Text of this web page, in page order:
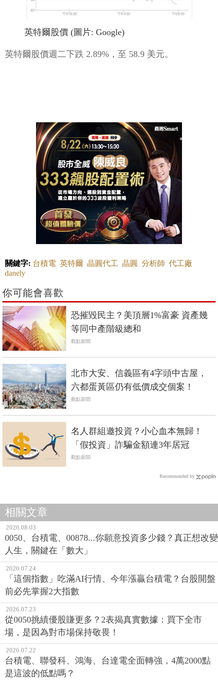
英特爾股價 (圖片: Google)
英特爾股價週二下跌 2.89%，至 58.9 美元。
關鍵字: 台積電 英特爾 晶圓代工 晶圓 分析師 代工廠
danely
你可能會喜歡
恐摧毀民主？美頂層1%富豪 資產幾
等同中產階級總和
觀點新聞
北市大安、信義區有4字頭中古屋，
六都蛋黃區仍有低價成交個案！
觀點新聞
名人群組邀投資？小心血本無歸！
「假投資」詐騙金額連3年居冠
觀點新聞
Recommended by
相關文章
2026.08.03
0050、台積電、00878...你願意投資多少錢？真正想改變
人生，關鍵在「數大」
2026.07.24
「這個指數」吃滿AI行情、今年漲贏台積電？台股開盤
前必先掌握2大指數
2026.07.23
從0050挑績優股賺更多？2表揭真實數據：買下全市
場，是因為對市場保持敬畏！
2026.07.22
台積電、聯發科、鴻海、台達電全面轉強，4萬2000點
是這波的低點嗎？